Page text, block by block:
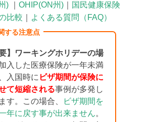
) OHIP(ON州)｜
国民健康保険
比較 よくある質問（FAQ）
する注意点
要】ワーキングホリデーの場
入した医療保険が一年未満
入国時に ビザ期間が保険に
て短縮される事例が多発し
す。この場合、
ビザ期間を
年に戻す事が出来ません。